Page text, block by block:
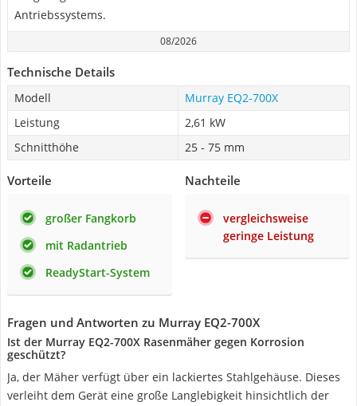
Antriebssystems.
08/2026
Technische Details
Modell
Murray EQ2-700X
Leistung
2,61 kW
Schnitthöhe
25 - 75 mm
Vorteile
großer Fangkorb
mit Radantrieb
ReadyStart-System
Nachteile
vergleichsweise
geringe Leistung
Fragen und Antworten zu Murray EQ2-700X
Ist der Murray EQ2-700X Rasenmäher gegen Korrosion
geschützt?
Ja, der Mäher verfügt über ein lackiertes Stahlgehäuse. Dieses
verleiht dem Gerät eine große Langlebigkeit hinsichtlich der